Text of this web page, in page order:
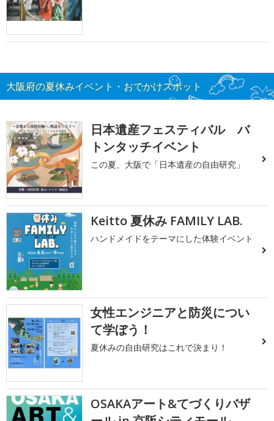
大阪府の夏休みイベント・おでかけスポット
日本遺産フェスティバル バ
トンタッチイベント
この夏、大阪で「日本遺産の自由研究」
Keitto 夏休み FAMILY LAB.
ハンドメイドをテーマにした体験イベント
女性エンジニアと防災につい
て学ぼう！
夏休みの自由研究はこれで決まり！
OSAKAアート&てづくりバザ